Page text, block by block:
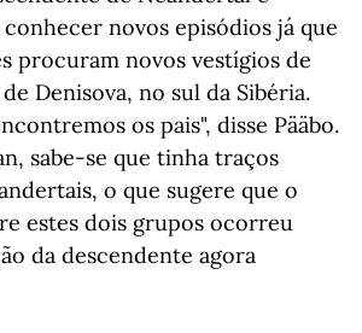
novos episódios já que
procuram novos vestígios de
Denisova, no sul da Sibéria.
os pais", disse Pääbo.
sabe-se que tinha traços
o que sugere que o
estes dois grupos ocorreu
da descendente agora